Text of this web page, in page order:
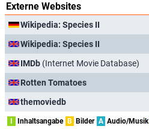
Externe Websites
Wikipedia: Species II
Wikipedia: Species II
IMDb (Internet Movie Database)
Rotten Tomatoes
themoviedb
Inhaltsangabe B Bilder A Audio/Musik